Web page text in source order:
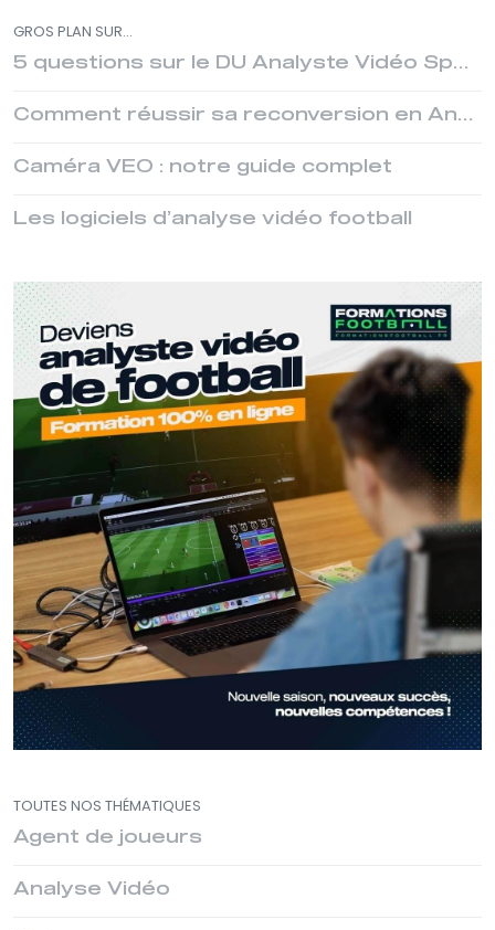
TOUTES NOS THÉMATIQUES
Agent de joueurs
Analyse Vidéo
GROS PLAN SUR...
5 questions sur le DU Analyste Vidéo Sportif
Comment réussir sa reconversion en Analyste Video ?
Caméra VEO : notre guide complet
Les logiciels d’analyse vidéo football